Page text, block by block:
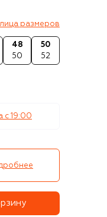
размеров
48
50
50
52
c 19:00